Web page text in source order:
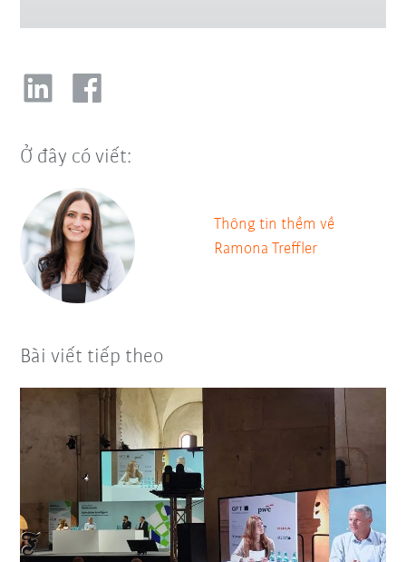
Ở đây có viết:
Thông tin thềm về
Ramona Treffler
Bài viết tiếp theo